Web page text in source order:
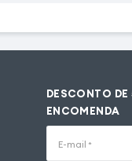
DESCONTO
ENCOMENDA
E-mail *